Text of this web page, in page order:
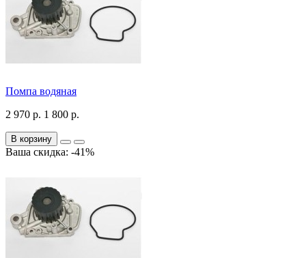
Помпа водяная
2 970 р. 1 800 р.
В корзину
Ваша скидка: -41%